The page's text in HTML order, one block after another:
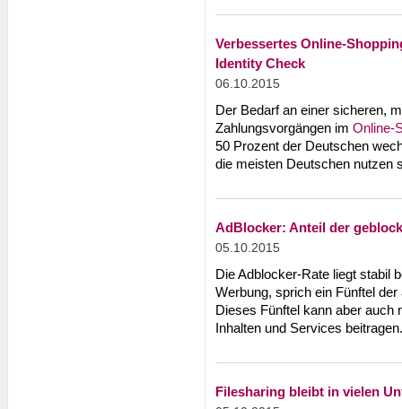
Verbessertes Online-
Identity Check
06.10.2015
Der Bedarf an einer sicheren,
Zahlungsvorgängen im Online-
50 Prozent der Deutschen
die meisten Deutschen nutzen
AdBlocker: Anteil der
05.10.2015
Die Adblocker-Rate liegt stabil
Werbung, sprich ein Fünftel
Dieses Fünftel kann aber auch
Inhalten und Services beitragen.
Filesharing bleibt in vielen